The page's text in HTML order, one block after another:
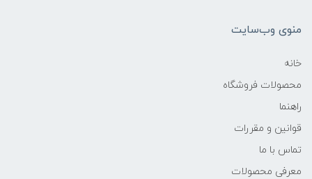
منوی وب‌سایت
خانه
محصولات فروشگاه
راهنما
قوانین و مقررات
تماس با ما
معرفی محصولات